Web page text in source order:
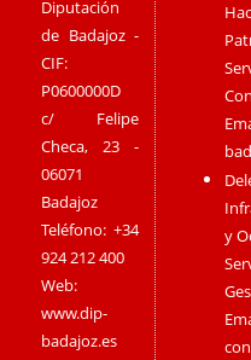
Diputación
de Badajoz -
CIF:
P0600000D
c/ Felipe
Checa, 23 -
06071
Badajoz
Teléfono: +34
924 212 400
Web:
www.dip-
badajoz.es
y